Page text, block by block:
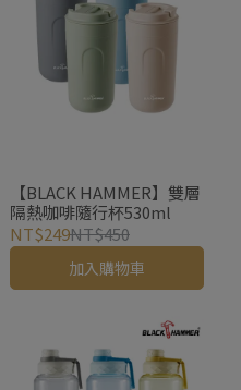
【BLACK HAMMER】雙層
隔熱咖啡隨行杯530ml
NT$249NT$450
加入購物車